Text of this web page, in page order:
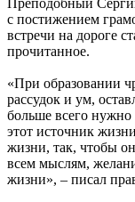
с постижением
встречи на дороге
прочитанное.
«При образовании
рассудок и ум,
больше всего
этот источник
жизни, так, чтобы
всем мыслям,
жизни», – писал